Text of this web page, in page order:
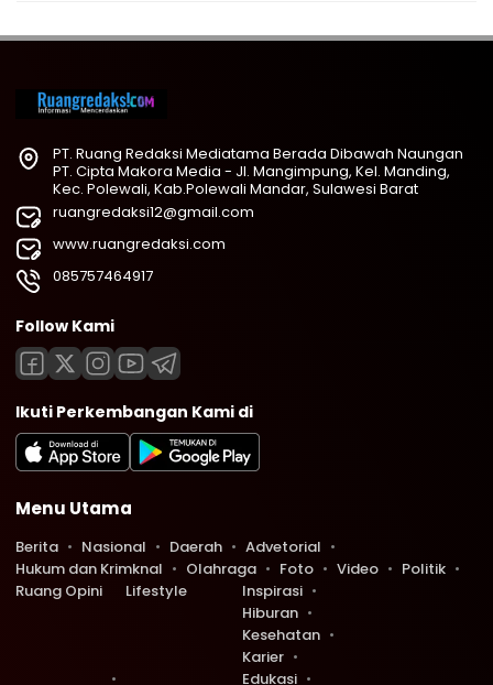
PT. Ruang Redaksi Mediatama Berada Dibawah Naungan
PT. Cipta Makora Media - Jl. Mangimpung, Kel. Manding,
Kec. Polewali, Kab.Polewali Mandar, Sulawesi Barat
ruangredaksi12@gmail.com
www.ruangredaksi.com
085757464917
Follow Kami
Ikuti Perkembangan Kami di
Menu Utama
Berita Nasional Daerah
Advetorial
Hukum dan Krimknal
Olahraga Foto Video
Politik
Ruang Opini
Lifestyle
Inspirasi
Hiburan
Kesehatan
Karier
Edukasi